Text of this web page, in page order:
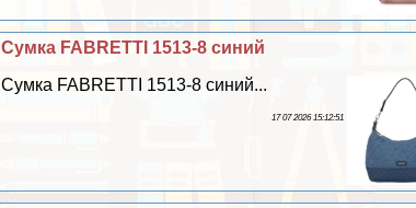
Сумка FABRETTI 1513-8 синий
Сумка FABRETTI 1513-8 синий...
17 07 2026 15:12:51